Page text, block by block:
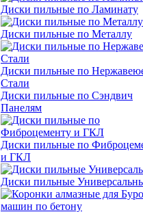
Диски пильные по Ламинату
Диски пильные по Металлу
Диски пильные по
Стали
Диски пильные по Сэндвич
Панелям
Диски пильные по
и ГКЛ
Диски пильные